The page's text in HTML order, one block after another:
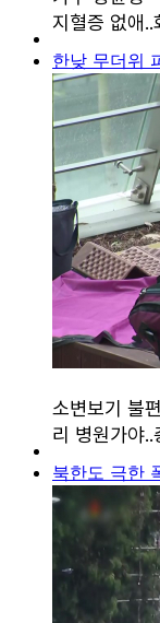
한낮 무더위
북한도 극한